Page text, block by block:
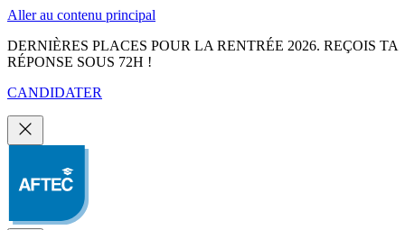
Aller au contenu principal
DERNIÈRES PLACES POUR LA RENTRÉE 2026. REÇOIS TA
RÉPONSE SOUS 72H !
CANDIDATER